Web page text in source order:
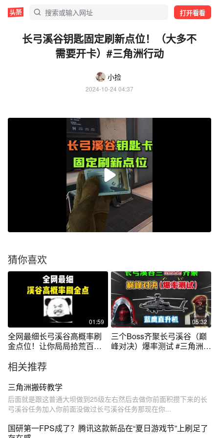
打开看看
长弓溪谷钥匙固定刷新点位！（大多不
需要开卡）#三角洲行动
小捡
2024-10-24 04:37
猜你喜欢
01:59
全网最细长弓溪谷高概率刷
金点位！让你局局拾荒百万
05:32
三个Boss齐聚长弓溪谷（巅
峰对决）爆率测试 #三角洲行
相关推荐
三角洲搬砖教学
后面就是跟这普通大坝做到25级左右然后去做你前面积攒下来的长
弓溪谷任务加入你前面没做过长弓溪谷任务那现在你...
国研第一FPS成了？腾讯这款新品在“夏日游戏节”上刷足了